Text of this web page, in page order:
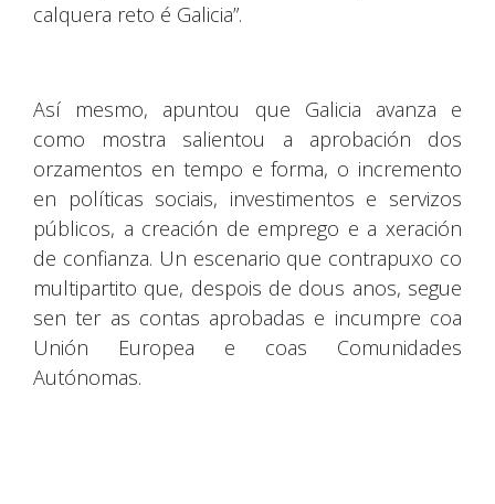
calquera reto é Galicia”.
Así mesmo, apuntou que Galicia avanza e
como mostra salientou a aprobación dos
orzamentos en tempo e forma, o incremento
en políticas sociais, investimentos e servizos
públicos, a creación de emprego e a xeración
de confianza. Un escenario que contrapuxo co
multipartito que, despois de dous anos, segue
sen ter as contas aprobadas e incumpre coa
Unión Europea e coas Comunidades
Autónomas.